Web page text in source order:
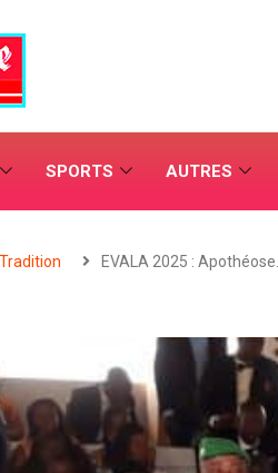
SPORTS AUTRES
Tradition EVALA 2025 : Apothéose…